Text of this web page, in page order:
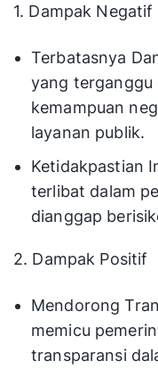
1. Dampak Negatif
Terbatasnya
yang terganggu
kemampuan
layanan publik.
Ketidakpastian
terlibat dalam
dianggap
2. Dampak Positif
Mendorong
memicu
transparansi